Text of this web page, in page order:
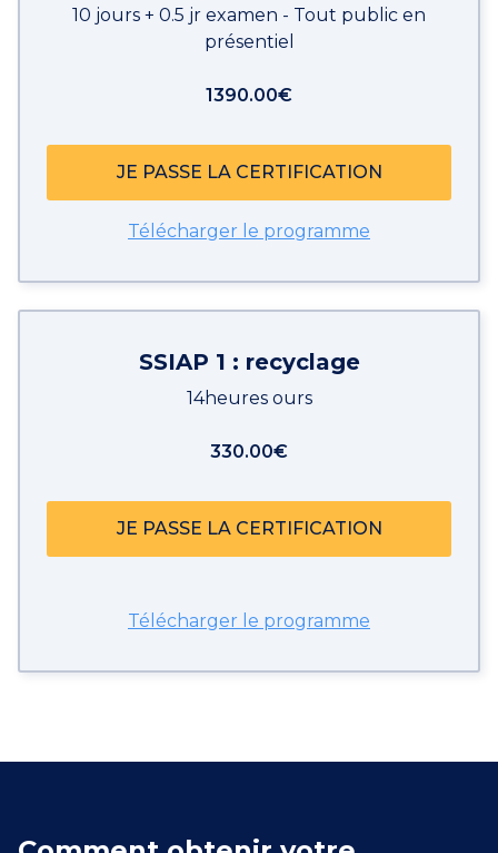
10 jours + 0.5 jr examen - Tout public en
présentiel
1390.00€
JE PASSE LA CERTIFICATION
Télécharger le programme
SSIAP 1 : recyclage
14heures ours
330.00€
JE PASSE LA CERTIFICATION
Télécharger le programme